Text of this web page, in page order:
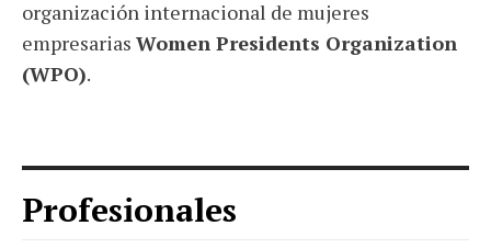
organización internacional de mujeres
empresarias Women Presidents Organization
(WPO).
Profesionales